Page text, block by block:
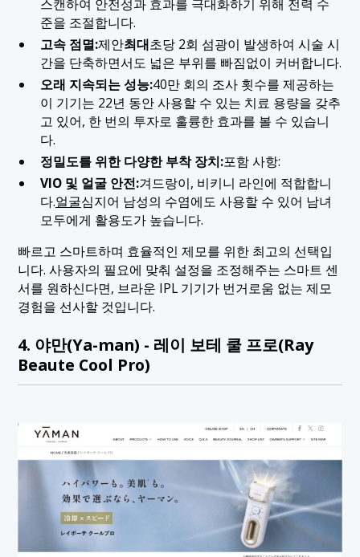
스캔하여 안전성과 효과를 극대화하기 위해 전력 수
준을 조절합니다.
고속 점멸:제안최대초당 2회 섬광이 발생하여 시술 시
간을 단축하면서도 넓은 부위를 빠짐없이 커버합니다.
오래 지속되는 성능:40만 회의 조사 횟수를 제공하는
이 기기는 22년 동안 사용할 수 있는 치료 용량을 갖추
고 있어, 한 번의 투자로 훌륭한 효과를 볼 수 있습니
다.
정밀도를 위한 다양한 부착 장치:포함 사항:
VIO 및 얼굴 안전:겨드랑이, 비키니 라인에 적합합니
다.얼굴심지어 남성의 수염에도 사용할 수 있어 남녀
모두에게 활용도가 높습니다.
빠르고 스마트하며 효율적인 제모를 위한 최고의 선택입
니다. 사용자의 필요에 맞춰 설정을 조정해주는 스마트 센
서를 원하신다면, 브라운 IPL 기기가 번거로움 없는 제모
경험을 선사할 것입니다.
4. 야만(Ya-man) - 레이 보테 쿨 프로(Ray
Beaute Cool Pro)